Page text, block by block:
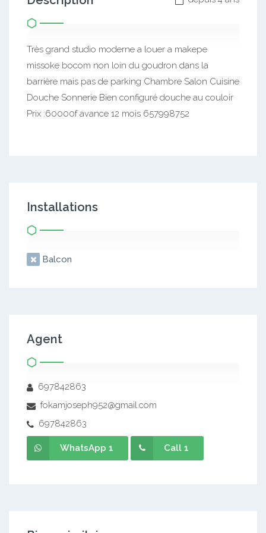
Très grand studio moderne a louer a makepe
missoke bocom non loin du goudron dans la
barrière mais pas de parking Chambre Salon Cuisine
Douche Sonnerie Bien configuré douche au couloir
Prix :60000f avance 12 mois 657998752
Installations
Balcon
Agent
697842863
fokamjoseph952@gmail.com
697842863
WhatsApp 1 Call 1